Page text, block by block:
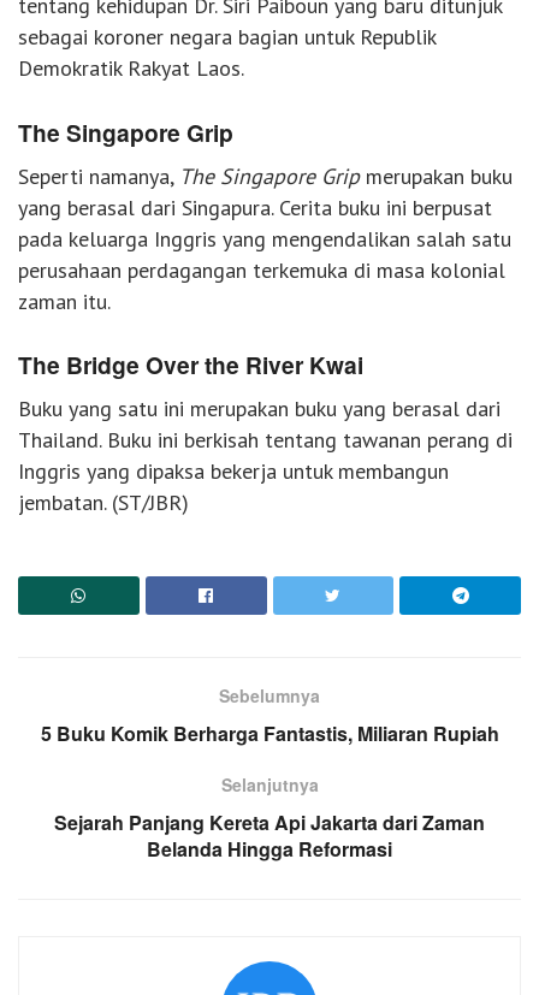
tentang kehidupan Dr. Siri Paiboun yang baru ditunjuk
sebagai koroner negara bagian untuk Republik
Demokratik Rakyat Laos.
The Singapore Grip
Seperti namanya, The Singapore Gripmerupakan buku
yang berasal dari Singapura. Cerita buku ini berpusat
pada keluarga Inggris yang mengendalikan salah satu
perusahaan perdagangan terkemuka di masa kolonial
zaman itu.
The Bridge Over the River Kwai
Buku yang satu ini merupakan buku yang berasal dari
Thailand. Buku ini berkisah tentang tawanan perang di
Inggris yang dipaksa bekerja untuk membangun
jembatan. (ST/JBR)
Sebelumnya
5 Buku Komik Berharga Fantastis, Miliaran Rupiah
Selanjutnya
Sejarah Panjang Kereta Api Jakarta dari Zaman
Belanda Hingga Reformasi